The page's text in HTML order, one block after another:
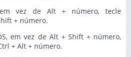
vez de Alt + número, tecle
+ número.
em vez de Alt + Shift + número,
+ Alt + número.